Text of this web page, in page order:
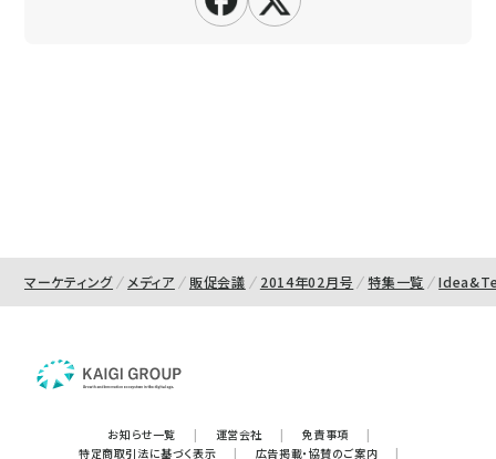
マーケティング メディア 販促会議 2014年02月号 特集一覧
お知らせ一覧 | 運営会社 | 免責事項
|
特定商取引法に基づく表示
| 広告掲載・協賛のご案内 |